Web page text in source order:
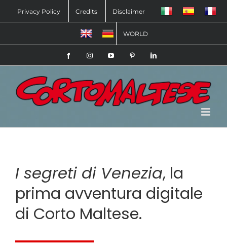
al
Privacy Policy Credits Disclaimer
WORLD
FacebookInstagramYouTube PinterestLinkedIn
I segreti di Venezia, la
prima avventura digitale
di Corto Maltese.